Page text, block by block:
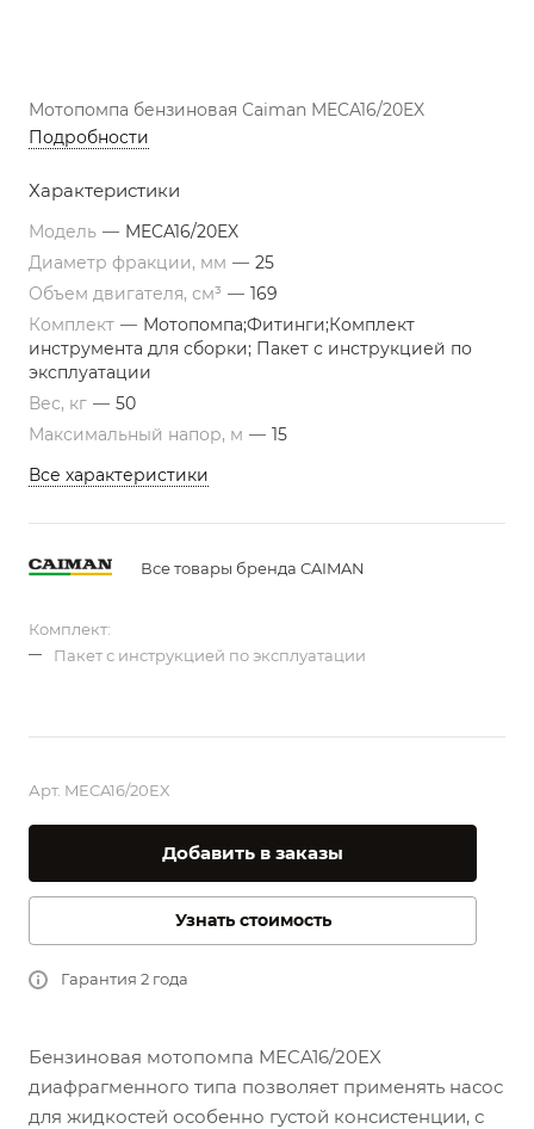
Мотопомпа бензиновая Caiman MECA16/20EX
Подробности
Характеристики
Модель — MECA16/20EX
Диаметр фракции, мм — 25
Объем двигателя, см³ — 169
Комплект — Мотопомпа;Фитинги;Комплект
инструмента для сборки; Пакет с инструкцией по
эксплуатации
Вес, кг — 50
Максимальный напор, м — 15
Все характеристики
Все товары бренда CAIMAN
Комплект:
Пакет с инструкцией по эксплуатации
Арт. MECA16/20EX
Добавить в заказы
Узнать стоимость
Гарантия 2 года
Бензиновая мотопомпа MECA16/20EX
диафрагменного типа позволяет применять насос
для жидкостей особенно густой консистенции, с